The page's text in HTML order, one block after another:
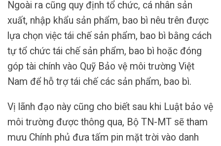
Ngoài ra cũng quy định tổ chức, cá nhân sản
xuất, nhập khẩu sản phẩm, bao bì nêu trên được
lựa chọn việc tái chế sản phẩm, bao bì bằng cách
tự tổ chức tái chế sản phẩm, bao bì hoặc đóng
góp tài chính vào Quỹ Bảo vệ môi trường Việt
Nam để hỗ trợ tái chế các sản phẩm, bao bì.
Vị lãnh đạo này cũng cho biết sau khi Luật bảo vệ
môi trường được thông qua, Bộ TN-MT sẽ tham
mưu Chính phủ đưa tấm pin mặt trời vào danh